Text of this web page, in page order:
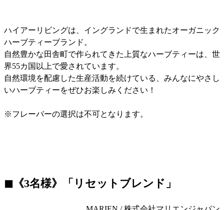
ハイアーリビングは、イングランドで生まれたオーガニック
ハーブティーブランド。
自然豊かな田舎町で作られてきた上質なハーブティーは、世
界55カ国以上で愛されています。
自然環境を配慮した生産活動を続けている、みんなにやさし
いハーブティーをぜひお楽しみください！
※フレーバーの選択は不可となります。
◼︎《3名様》「リセットブレンド」